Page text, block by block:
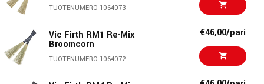
Percolator
TUOTENUMERO 1064073
Vic Firth RM1 Re·Mix
Broomcorn
TUOTENUMERO 1064072
€46,00/pari